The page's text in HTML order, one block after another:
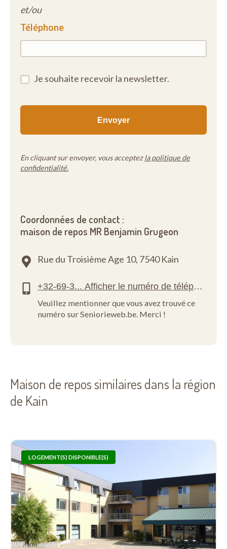
et/ou
Téléphone
Je souhaite recevoir la newsletter.
En cliquant sur envoyer, vous acceptezla politique de
confidentialité.
Coordonnées de contact :
maison de repos MR Benjamin Grugeon
Rue du Troisième Age 10, 7540 Kain
Veuillez mentionner que vous avez trouvé ce
numéro sur Seniorieweb.be. Merci !
Maison de repos similaires dans la région
de Kain
LOGEMENT(S) DISPONIBLE(S)